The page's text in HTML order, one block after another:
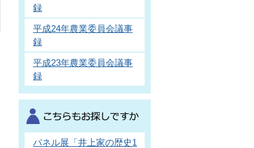
録
平成24年農業委員会議事
録
平成23年農業委員会議事
録
パネル展「井上家の歴史1